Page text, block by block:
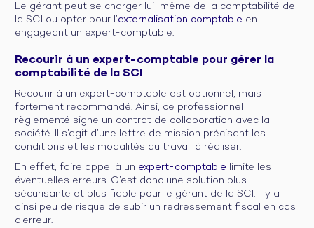
Le gérant peut se charger lui-même de la comptabilité de
la SCI ou opter pour l’externalisation comptable en
engageant un expert-comptable.
Recourir à un expert-comptable pour gérer la
comptabilité de la SCI
Recourir à un expert-comptable est optionnel, mais
fortement recommandé. Ainsi, ce professionnel
règlementé signe un contrat de collaboration avec la
société. Il s’agit d’une lettre de mission précisant les
conditions et les modalités du travail à réaliser.
En effet, faire appel à un expert-comptable limite les
éventuelles erreurs. C’est donc une solution plus
sécurisante et plus fiable pour le gérant de la SCI. Il y a
ainsi peu de risque de subir un redressement fiscal en cas
d’erreur.